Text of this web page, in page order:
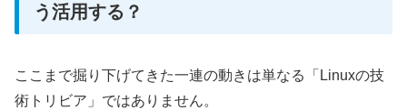
う活用する？
ここまで掘り下げてきた一連の動きは単なる「Linuxの技
術トリビア」ではありません。